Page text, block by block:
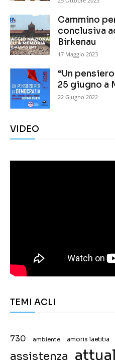
Cammino
conclusiva
Birkenau
17 Maggio 2023
“Un
25 giugno a
22 Giugno 2022
VIDEO
TEMI ACLI
730 ambiente amoris laetitia
assistenza